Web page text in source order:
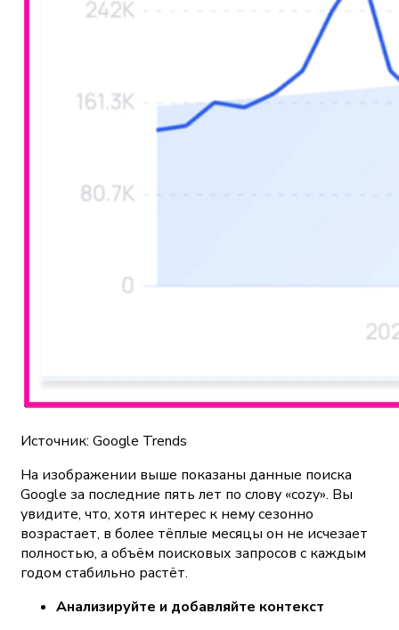
Источник: Google Trends
На изображении выше показаны данные поиска
Google за последние пять лет по слову «cozy». Вы
увидите, что, хотя интерес к нему сезонно
возрастает, в более тёплые месяцы он не исчезает
полностью, а объём поисковых запросов с каждым
годом стабильно растёт.
Анализируйте и добавляйте контекст